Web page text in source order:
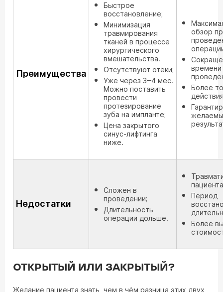
Преимущества
Быстрое
восстановление;
Минимизация
травмирования
тканей в процессе
хирургического
вмешательства.
Отсутствуют отёки;
Уже через 3‒4 мес.
Можно поставить
провести
протезирование
зуба на импланте;
Цена закрытого
синус-лифтинга
ниже.
обзор
времени
Более
Недостатки
Сложен в
проведении;
Длительность
операции дольше.
Период
Более
ОТКРЫТЫЙ ИЛИ ЗАКРЫТЫЙ?
Желание пациента знать, чем в чём разница этих двух